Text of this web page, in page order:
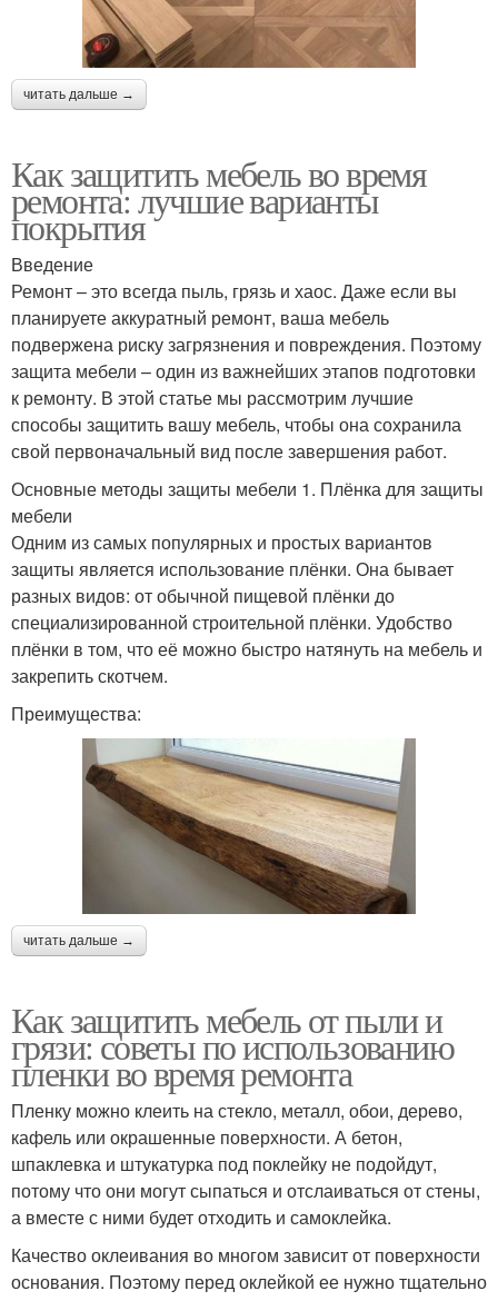
читать дальше →
Как защитить мебель во время
ремонта: лучшие варианты
покрытия
Введение
Ремонт – это всегда пыль, грязь и хаос. Даже если вы
планируете аккуратный ремонт, ваша мебель
подвержена риску загрязнения и повреждения. Поэтому
защита мебели – один из важнейших этапов подготовки
к ремонту. В этой статье мы рассмотрим лучшие
способы защитить вашу мебель, чтобы она сохранила
свой первоначальный вид после завершения работ.
Основные методы защиты мебели 1. Плёнка для защиты
мебели
Одним из самых популярных и простых вариантов
защиты является использование плёнки. Она бывает
разных видов: от обычной пищевой плёнки до
специализированной строительной плёнки. Удобство
плёнки в том, что её можно быстро натянуть на мебель и
закрепить скотчем.
Преимущества:
читать дальше →
Как защитить мебель от пыли и
грязи: советы по использованию
пленки во время ремонта
Пленку можно клеить на стекло, металл, обои, дерево,
кафель или окрашенные поверхности. А бетон,
шпаклевка и штукатурка под поклейку не подойдут,
потому что они могут сыпаться и отслаиваться от стены,
а вместе с ними будет отходить и самоклейка.
Качество оклеивания во многом зависит от поверхности
основания. Поэтому перед оклейкой ее нужно тщательно